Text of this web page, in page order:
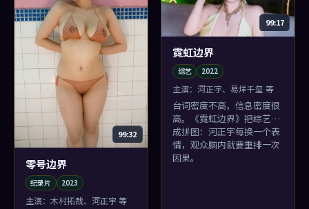
99:32
零号边界
纪录片 2023
主演： 木村拓哉、河正宇 等
99:17
霓虹边界
综艺 2022
主演：河正宇、易烊千玺 等
台词密度不高，信息密度很
高。《霓虹边界》把综艺做
成拼图：河正宇每换一个表
情，观众脑内就要重排一次
因果。